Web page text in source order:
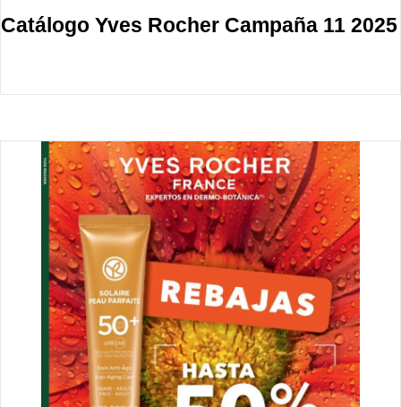
Catálogo Yves Rocher Campaña 11 2025